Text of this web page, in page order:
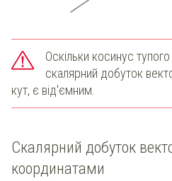
Оскільки косинус
скалярний добуток
кут, є від'ємним.
Скалярний добуток
координатами